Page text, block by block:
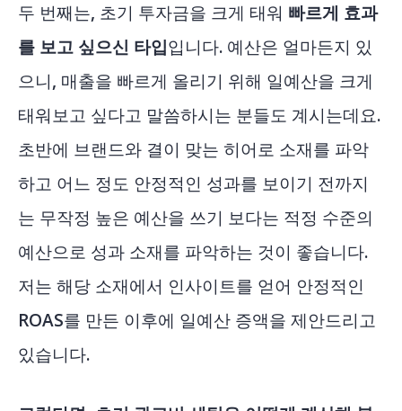
두 번째는, 초기 투자금을 크게 태워 빠르게 효과
를 보고 싶으신 타입입니다. 예산은 얼마든지 있
으니, 매출을 빠르게 올리기 위해 일예산을 크게
태워보고 싶다고 말씀하시는 분들도 계시는데요.
초반에 브랜드와 결이 맞는 히어로 소재를 파악
하고 어느 정도 안정적인 성과를 보이기 전까지
는 무작정 높은 예산을 쓰기 보다는 적정 수준의
예산으로 성과 소재를 파악하는 것이 좋습니다.
저는 해당 소재에서 인사이트를 얻어 안정적인
ROAS를 만든 이후에 일예산 증액을 제안드리고
있습니다.